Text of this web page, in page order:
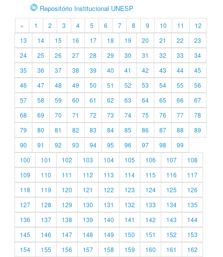
Repositório Institucional UNESP
« 1 2 3 4 5 6 7 8 9 10 11
12
13
14 15 16 17 18 19 20 21 22
23
24
25 26 27 28 29 30 31 32 33
34
35
36 37 38 39 40 41 42 43 44
45
46
47 48 49 50 51 52 53 54 55
56
57
58 59 60 61 62 63 64 65 66
67
68
69 70 71 72 73 74 75 76 77
78
79
80 81 82 83 84 85 86 87 88
89
90
91 92 93 94 95 96 97 98
99
100
101 102 103 104 105 106 107
108
109
110 111 112 113 114 115 116
117
118
119 120 121 122 123 124 125
126
127
128 129 130 131 132 133 134
135
136
137 138 139 140 141 142 143
144
145
146 147 148 149 150 151 152
153
154
155 156 157 158 159 160 161
162